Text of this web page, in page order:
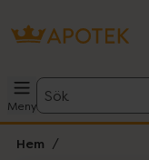
Meny
Sök
Hem